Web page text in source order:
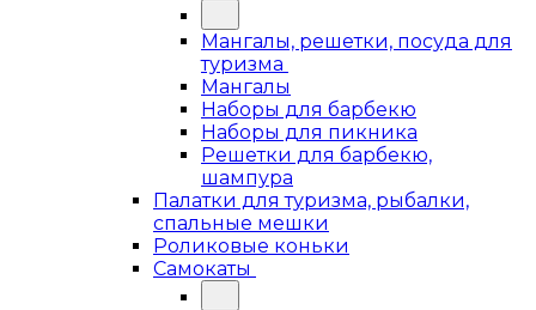
Мангалы, решетки, посуда для
туризма
Мангалы
Наборы для барбекю
Наборы для пикника
Решетки для барбекю,
шампура
Палатки для туризма, рыбалки,
спальные мешки
Роликовые коньки
Самокаты